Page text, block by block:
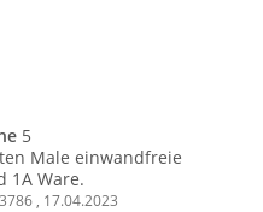
5
Male einwandfreie
1A Ware.
, 17.04.2023